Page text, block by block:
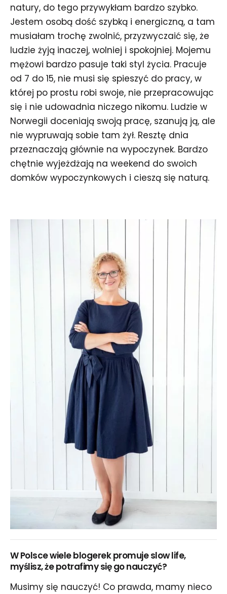
natury, do tego przywykłam bardzo szybko.
Jestem osobą dość szybką i energiczną, a tam
musiałam trochę zwolnić, przyzwyczaić się, że
ludzie żyją inaczej, wolniej i spokojniej. Mojemu
mężowi bardzo pasuje taki styl życia. Pracuje
od 7 do 15, nie musi się spieszyć do pracy, w
której po prostu robi swoje, nie przepracowując
się i nie udowadnia niczego nikomu. Ludzie w
Norwegii doceniają swoją pracę, szanują ją, ale
nie wypruwają sobie tam żył. Resztę dnia
przeznaczają głównie na wypoczynek. Bardzo
chętnie wyjeżdżają na weekend do swoich
domków wypoczynkowych i cieszą się naturą.
W Polsce wiele blogerek promuje slow life,
myślisz, że potrafimy się go nauczyć?
Musimy się nauczyć! Co prawda, mamy nieco